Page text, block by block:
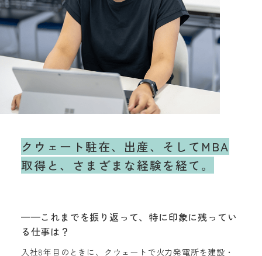
クウェート駐在、出産、そしてMBA
取得と、 さまざまな経験を経て。
——これまでを振り返って、特に印象に残ってい
る仕事は？
入社8年目のときに、クウェートで火力発電所を建設・